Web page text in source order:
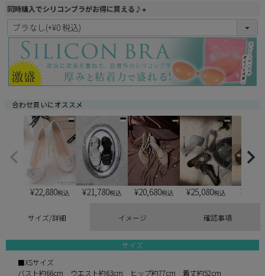
同時購入でシリコンブラがお得に買える♪
(
必
須
)
合わせ買いにオススメ
¥22,880税込 ¥21,780税込 ¥20,680税込 ¥25,080税込 ¥
サイズ/詳細 イメージ 確認事項
サイズ
■XSサイズ
バスト約66cm ウエスト約63cm ヒップ約77cm 着丈約52cm